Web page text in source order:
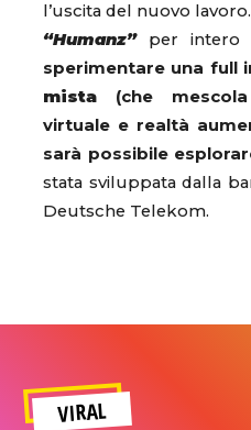
l’uscita del nuovo
“Humanz”
per intero
sperimentare una full
mista (che
virtuale e realtà
sarà possibile
stata sviluppata dalla
Deutsche Telekom.
VIRAL